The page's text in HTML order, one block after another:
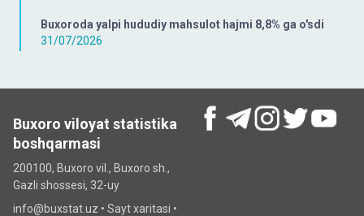
Buxoroda yalpi hududiy mahsulot hajmi 8,8% ga o'sdi
31/07/2026
Buxoro viloyat statistika
boshqarmasi
200100, Buxoro vil., Buxoro sh.,
Gazli shossesi, 32-uy
info@buxstat.uz • Sayt xaritasi •